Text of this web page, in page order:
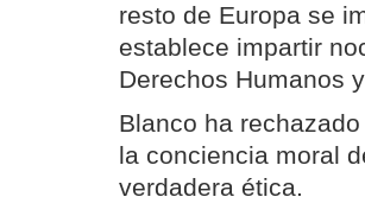
resto de Europa se
establece impartir
Derechos Humanos
Blanco ha
la conciencia moral
verdadera ética.